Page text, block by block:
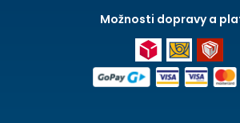
Možnosti dopravy a